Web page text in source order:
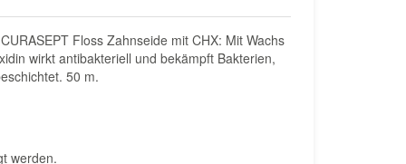
Floss Zahnseide mit CHX: Mit Wachs
wirkt antibakteriell und bekämpft Bakterien,
50 m.
werden.